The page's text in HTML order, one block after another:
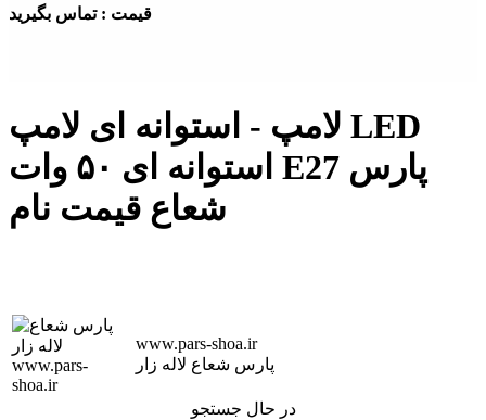
قیمت : تماس بگیرید
لامپ - استوانه ای لامپ LED
استوانه ای ۵۰ وات E27 پارس
شعاع قیمت نام
www.pars-shoa.ir
پارس شعاع لاله زار
در حال جستجو